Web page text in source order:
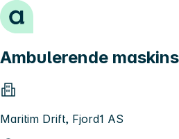
Hopp til innhold
Ambulerende
Maritim Drift, Fjord1 AS